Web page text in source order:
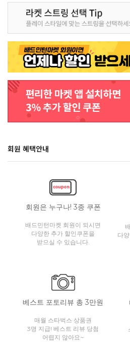
회원 혜택안내
회원은 누구나! 3종 쿠폰
배드민턴마켓 회원이 되시면
다양한 추가 할인쿠폰을
받으실 수 있습니다.
다
베스트 포토리뷰 총 3만원
매월 스타벅스 상품권
3명 지급! 베스트 리뷰 당첨
어렵지 않아요~